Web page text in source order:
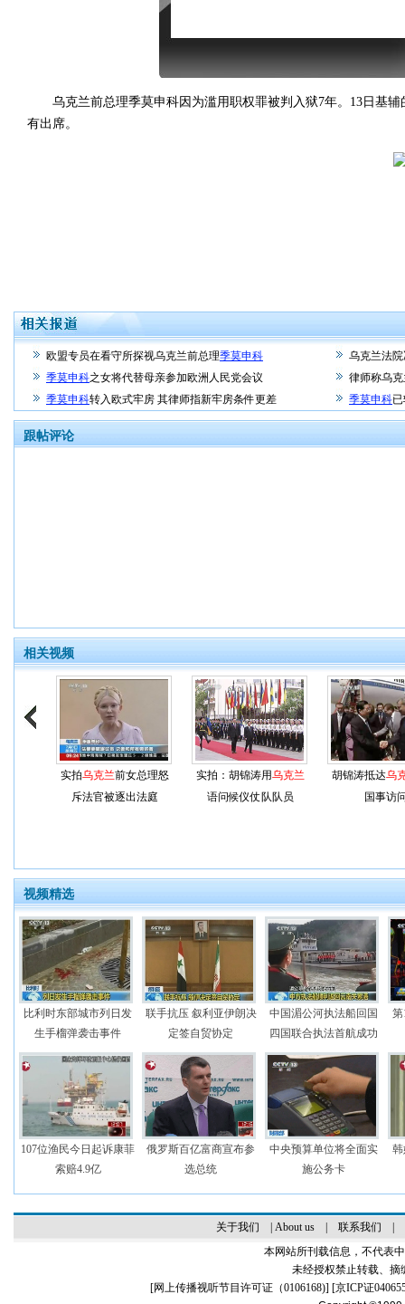
乌克兰前总理季莫申科因为滥用职权罪被判入狱7年。13日基辅
有出席。
欧盟专员在看守所探视乌克兰前总理季莫申科
乌克兰法
季莫申科之女将代替母亲参加欧洲人民党会议
律师称乌
季莫申科转入欧式牢房 其律师指新牢房条件更差 季莫申科
跟帖评论
相关视频
实拍乌克兰前女总理怒
斥法官被逐出法庭
实拍：胡锦涛用乌克兰
语问候仪仗队队员
胡锦涛抵达乌
国事访
视频精选
比利时东部城市列日发
生手榴弹袭击事件
联手抗压 叙利亚伊朗决
定签自贸协定
中国湄公河执法船回国
四国联合执法首航成功
第
107位渔民今日起诉康菲
索赔4.9亿
俄罗斯百亿富商宣布参
选总统
中央预算单位将全面实
施公务卡
关于我们 About us| 联系我们
本网站所刊载信息，不代表
未经授权禁止转载、摘
[网上传播视听节目许可证（0106168)] [京ICP证